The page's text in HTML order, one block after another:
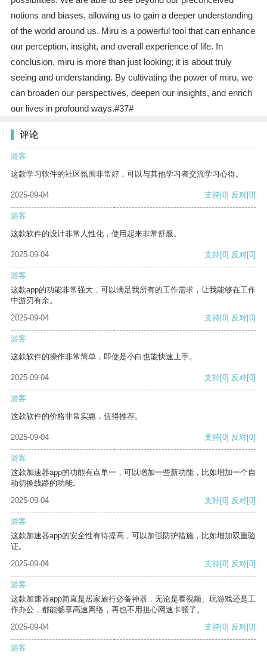
notions and biases, allowing us to gain a deeper understanding
of the world around us. Miru is a powerful tool that can enhance
our perception, insight, and overall experience of life. In
conclusion, miru is more than just looking; it is about truly
seeing and understanding. By cultivating the power of miru, we
can broaden our perspectives, deepen our insights, and enrich
our lives in profound ways.#37#
评论
游客
这款学习软件的社区氛围非常好，可以与其他学习者交流学习心得。
2025-09-04 支持[0] 反对[0]
游客
这款软件的设计非常人性化，使用起来非常舒服。
2025-09-04 支持[0] 反对[0]
游客
这款app的功能非常强大，可以满足我所有的工作需求，让我能够在工作
中游刃有余。
2025-09-04
支持[0] 反对[0]
游客
这款软件的操作非常简单，即使是小白也能快速上手。
2025-09-04 支持[0] 反对[0]
游客
这款软件的价格非常实惠，值得推荐。
2025-09-04 支持[0] 反对[0]
游客
这款加速器app的功能有点单一，可以增加一些新功能，比如增加一个自
动切换线路的功能。
2025-09-04
支持[0] 反对[0]
游客
这款加速器app的安全性有待提高，可以加强防护措施，比如增加双重验
证。
2025-09-04
支持[0] 反对[0]
游客
这款加速器app简直是居家旅行必备神器，无论是看视频、玩游戏还是工
作办公，都能畅享高速网络，再也不用担心网速卡顿了。
2025-09-04
支持[0] 反对[0]
游客